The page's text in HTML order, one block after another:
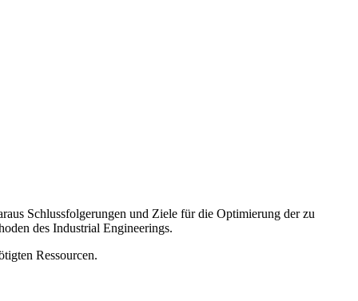
Schlussfolgerungen und Ziele für die Optimierung der zu
des Industrial Engineerings.
Ressourcen.